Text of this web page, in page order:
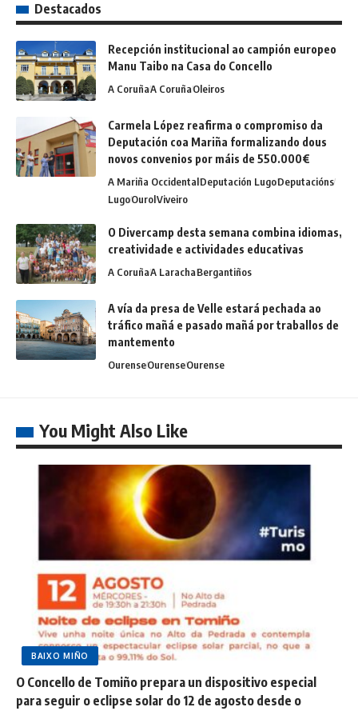
Destacados
Recepción institucional ao campión europeo
Manu Taibo na Casa do Concello
A CoruñaA CoruñaOleiros
Carmela López reafirma o compromiso da
Deputación coa Mariña formalizando dous
novos convenios por máis de 550.000€
A Mariña OccidentalDeputación LugoDeputacións
LugoOurolViveiro
O Divercamp desta semana combina idiomas,
creatividade e actividades educativas
A CoruñaA LarachaBergantiños
A vía da presa de Velle estará pechada ao
tráfico mañá e pasado mañá por traballos de
mantemento
OurenseOurenseOurense
You Might Also Like
BAIXO MIÑO
O Concello de Tomiño prepara un dispositivo especial
para seguir o eclipse solar do 12 de agosto desde o